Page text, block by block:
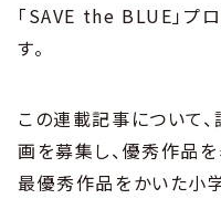
「SAVE the BLUE」プ
す。
この連載記事について
画を募集し、優秀作品を
最優秀作品をかいた小